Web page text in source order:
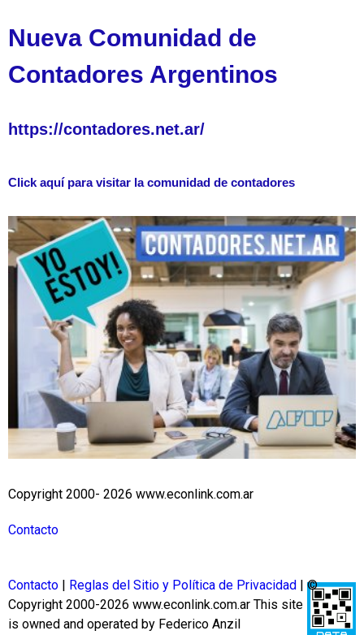
Nueva Comunidad de
Contadores Argentinos
https://contadores.net.ar/
Click aquí para visitar la comunidad de contadores
Copyright 2000- 2026 www.econlink.com.ar
Contacto
Contacto | Reglas del Sitio y Política de Privacidad | ©
Copyright 2000-2026 www.econlink.com.ar This site
is owned and operated by Federico Anzil